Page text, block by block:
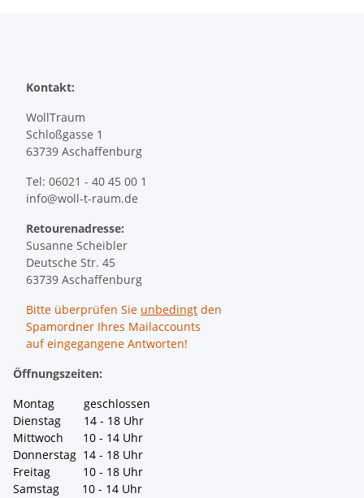
Kontakt:
WollTraum
Schloßgasse 1
63739 Aschaffenburg
Tel: 06021 - 40 45 00 1
info@woll-t-raum.de
Retourenadresse:
Susanne Scheibler
Deutsche Str. 45
63739 Aschaffenburg
Bitte überprüfen Sie unbedingt den
Spamordner Ihres Mailaccounts
auf eingegangene Antworten!
Öffnungszeiten:
Montag geschlossen
Dienstag 14 - 18 Uhr
Mittwoch 10 - 14 Uhr
Donnerstag 14 - 18 Uhr
Freitag 10 - 18 Uhr
Samstag 10 - 14 Uhr